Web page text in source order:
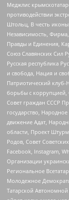
Меджлис
противодействии
Штольц, В честь
Независимость,
Правды и Единения,
Союз Славянских Сил
Русская республика
и свобода, Нация и
Патриотический
борьбы с коррупцией,
Совет граждан СССР
государство,
движение Адат,
области, Проект
Родов, Совет
Facebook, Instagram,
Организации
Региональное
Молодежное
Татарской